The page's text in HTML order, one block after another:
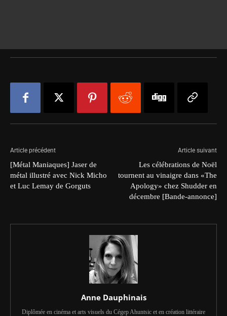
Article précédent
[Métal Maniaques] Jaser de
métal illustré avec Nick Micho
et Luc Lemay de Gorguts
Article suivant
Les célébrations de Noël
tournent au vinaigre dans «The
Apology» chez Shudder en
décembre [Bande-annonce]
Anne Dauphinais
Diplômée en cinéma et arts visuels du Cégep Ahuntsic et en création littéraire